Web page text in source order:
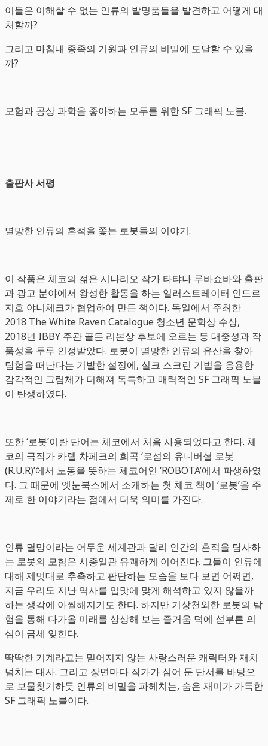
이들은 이해할 수 없는 인류의 발명품들을 발견하고 어떻게 대
처할까?
그리고 마침내 종족의 기원과 인류의 비밀에 도달할 수 있을
까?
모험과 공상 과학을 좋아하는 모두를 위한 SF 그래픽 노블.
출판사 서평
멸망한 인류의 흔적을 쫓는 로봇들의 이야기.
이 작품은 체코의 젊은 시나리오 작가 타탸나 루바쇼바와 출판
과 광고 분야에서 왕성한 활동을 하는 일러스트레이터 인드르
지흐 야니체크가 협업하여 만든 책이다. 독일에서 주최한
2018 The White Raven Catalogue 청소년 문학상 수상,
2018년 IBBY 주관 골든 리본상 후보에 오르는 등 대중성과 작
품성을 두루 인정받았다. 로봇이 멸망한 인류의 유산을 찾아
탐험을 떠난다는 기발한 설정에, 실크 스크린 기법을 응용한
감각적인 그림체가 더해져 독특하고 매력적인 SF 그래픽 노블
이 탄생하였다.
또한 ‘로봇’이란 단어는 체코에서 처음 사용되었다고 한다. 체
코의 극작가 카렐 차페크의 희곡 ‘로섬의 유니버셜 로봇
(R.U.R)’에서 노동을 뜻하는 체코어인 ‘ROBOTA’에서 파생하였
다. 그 때문에 엣눈북스에서 소개하는 첫 체코 책이 ‘로봇’을 주
제로 한 이야기라는 점에서 더욱 의미를 가진다.
인류 멸망이라는 어두운 세계관과 달리 인간의 흔적을 탐사하
는 로봇의 모험은 시종일관 유쾌하게 이어진다. 그들이 인류에
대해 제멋대로 추측하고 판단하는 모습을 보다 보면 어쩌면,
지금 우리도 지난 역사를 입맛에 맞게 해석하고 있지 않을까
하는 생각에 아찔해지기도 한다. 하지만 기상천외한 로봇의 탐
험을 통해 다가올 미래를 상상해 보는 즐거움 덕에 섣부른 의
심이 금세 잊힌다.
딱딱한 기계라고는 믿어지지 않는 사랑스러운 캐릭터와 재치
넘치는 대사. 그리고 장면마다 작가가 심어 둔 단서를 바탕으
로 보물찾기하듯 인류의 비밀을 파헤치는, 숨은 재미가 가득한
SF 그래픽 노블이다.